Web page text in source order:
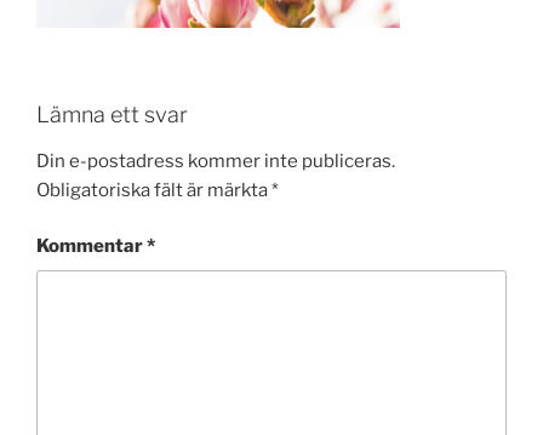
Lämna ett svar
Din e-postadress kommer inte publiceras.
Obligatoriska fält är märkta*
Kommentar*